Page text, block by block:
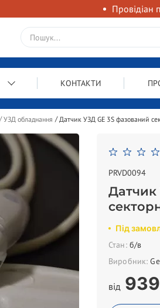
Провідіан
КОНТАКТИ
УЗД обладнання Датчик УЗД GE 3S фазований
PRVD0094
Датчик
Під
Стан: б/в
Виробник:
від